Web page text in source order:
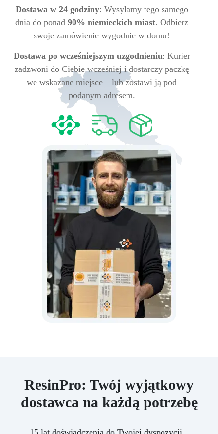
Dostawa w 24 godziny: Wysyłamy tego samego
dnia do ponad 90% niemieckich miast. Odbierz
swoje zamówienie wygodnie w domu!
Dostawa po wcześniejszym uzgodnieniu: Kurier
zadzwoni do Ciebie wcześniej i dostarczy paczkę
we wskazane miejsce – lub zostawi ją pod
podanym adresem.
ResinPro: Twój wyjątkowy
dostawca na każdą potrzebę
15 lat doświadczenia do Twojej dyspozycji –